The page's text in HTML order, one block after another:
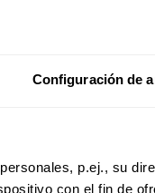
Configuración de
p.ej., su
con el fin de
ejecución de los fondos
última adenda de
10.000 millones.
los hitos y
47.853 de